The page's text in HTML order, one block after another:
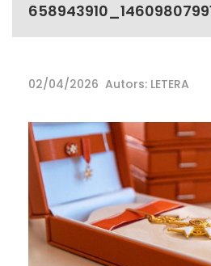
02/04/2026 Autors: LETERA